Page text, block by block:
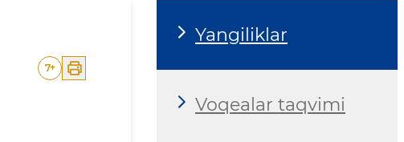
7+
Yangiliklar
Voqealar taqvimi